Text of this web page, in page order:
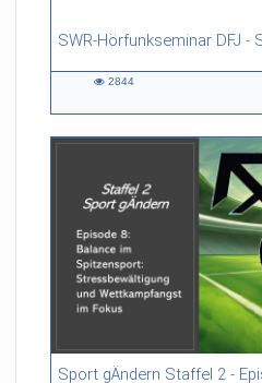
SWR-Hörfunkseminar DFJ -
25:20 duration
2844
17:47 duration